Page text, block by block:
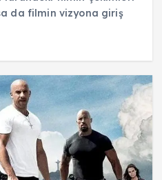
da filmin vizyona giriş